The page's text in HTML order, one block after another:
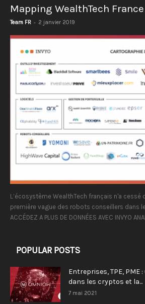
Mapping WealthTech France
Team FR - 2 janvier 2019
L’écosystème WealthTech français n'a cessé
première vague des robots conseillers dans
ACCÉDEZ A PLUS DE DONNÉES AVEC INVYO
POPULAR POSTS
Entreprises, TPE, PME
dans les cryptos et la...
7 mai 2021